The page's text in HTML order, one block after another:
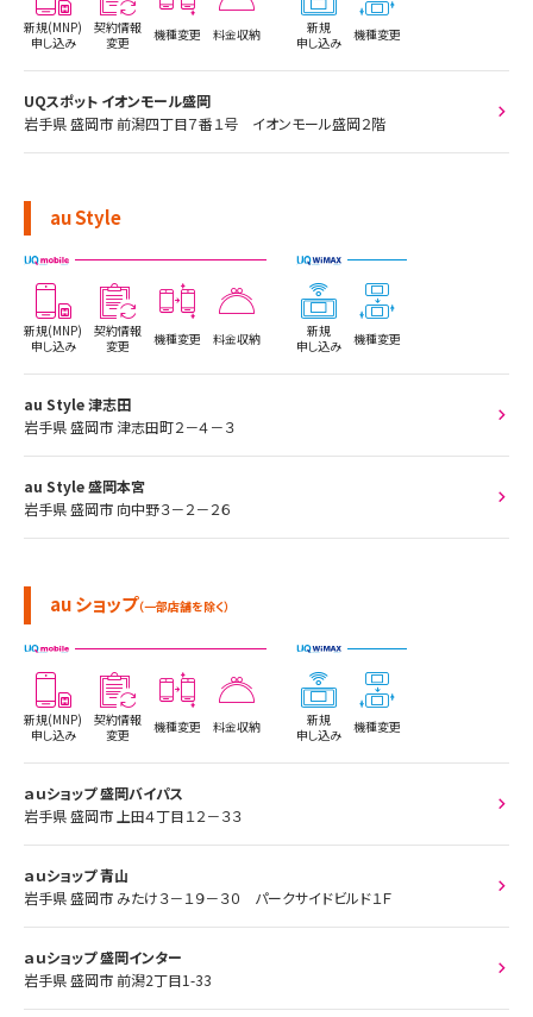
新規(MNP)
申し込み
契約情報
変更
機種変更 料金収納
新規
申し込み
機種変更
UQスポット イオンモール盛岡
岩手県 盛岡市 前潟四丁目７番１号 イオンモール盛岡２階
au Style
新規(MNP)
申し込み
契約情報
変更
機種変更 料金収納
新規
申し込み
機種変更
au Style 津志田
岩手県 盛岡市 津志田町２－４－３
au Style 盛岡本宮
岩手県 盛岡市 向中野３－２－２６
au ショップ（一部店舗を除く）
新規(MNP)
申し込み
契約情報
変更
機種変更 料金収納
新規
申し込み
機種変更
ａｕショップ 盛岡バイパス
岩手県 盛岡市 上田４丁目１２－３３
ａｕショップ 青山
岩手県 盛岡市 みたけ３－１９－３０ パークサイドビルド１Ｆ
ａｕショップ 盛岡インター
岩手県 盛岡市 前潟2丁目1-33